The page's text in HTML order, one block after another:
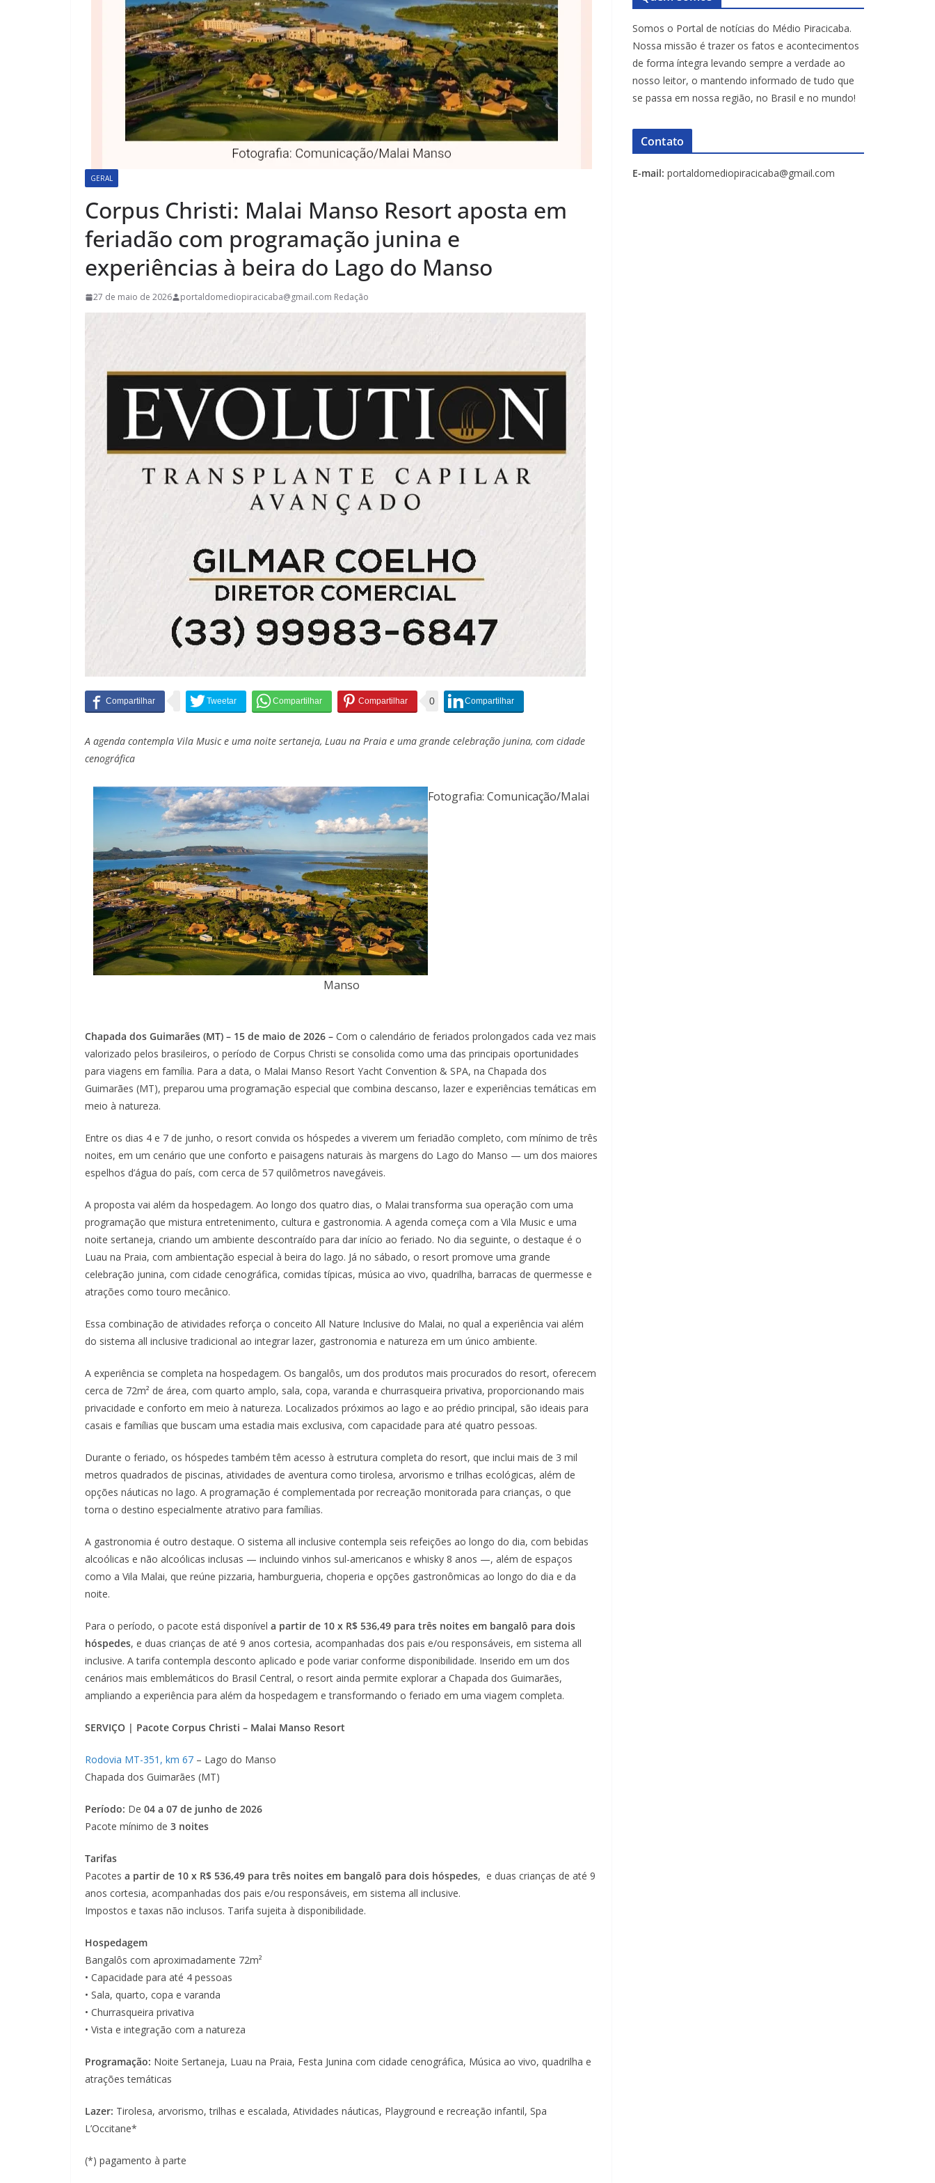
GERAL
Corpus Christi: Malai Manso Resort aposta em
feriadão com programação junina e
experiências à beira do Lago do Manso
27 de maio de 2026 portaldomediopiracicaba@gmail.com Redação
0
A agenda contempla Vila Music e uma noite sertaneja, Luau na Praia e uma grande celebração junina, com cidade
cenográfica
Fotografia: Comunicação/Malai
Manso
Chapada dos Guimarães (MT) – 15 de maio de 2026 – Com o calendário de feriados prolongados cada vez mais
valorizado pelos brasileiros, o período de Corpus Christi se consolida como uma das principais oportunidades
para viagens em família. Para a data, o Malai Manso Resort Yacht Convention & SPA, na Chapada dos
Guimarães (MT), preparou uma programação especial que combina descanso, lazer e experiências temáticas em
meio à natureza.
Entre os dias 4 e 7 de junho, o resort convida os hóspedes a viverem um feriadão completo, com mínimo de três
noites, em um cenário que une conforto e paisagens naturais às margens do Lago do Manso — um dos maiores
espelhos d’água do país, com cerca de 57 quilômetros navegáveis.
A proposta vai além da hospedagem. Ao longo dos quatro dias, o Malai transforma sua operação com uma
programação que mistura entretenimento, cultura e gastronomia. A agenda começa com a Vila Music e uma
noite sertaneja, criando um ambiente descontraído para dar início ao feriado. No dia seguinte, o destaque é o
Luau na Praia, com ambientação especial à beira do lago. Já no sábado, o resort promove uma grande
celebração junina, com cidade cenográfica, comidas típicas, música ao vivo, quadrilha, barracas de quermesse e
atrações como touro mecânico.
Essa combinação de atividades reforça o conceito All Nature Inclusive do Malai, no qual a experiência vai além
do sistema all inclusive tradicional ao integrar lazer, gastronomia e natureza em um único ambiente.
A experiência se completa na hospedagem. Os bangalôs, um dos produtos mais procurados do resort, oferecem
cerca de 72m² de área, com quarto amplo, sala, copa, varanda e churrasqueira privativa, proporcionando mais
privacidade e conforto em meio à natureza. Localizados próximos ao lago e ao prédio principal, são ideais para
casais e famílias que buscam uma estadia mais exclusiva, com capacidade para até quatro pessoas.
Durante o feriado, os hóspedes também têm acesso à estrutura completa do resort, que inclui mais de 3 mil
metros quadrados de piscinas, atividades de aventura como tirolesa, arvorismo e trilhas ecológicas, além de
opções náuticas no lago. A programação é complementada por recreação monitorada para crianças, o que
torna o destino especialmente atrativo para famílias.
A gastronomia é outro destaque. O sistema all inclusive contempla seis refeições ao longo do dia, com bebidas
alcoólicas e não alcoólicas inclusas — incluindo vinhos sul-americanos e whisky 8 anos —, além de espaços
como a Vila Malai, que reúne pizzaria, hamburgueria, choperia e opções gastronômicas ao longo do dia e da
noite.
Para o período, o pacote está disponível a partir de 10 x R$ 536,49 para três noites em bangalô para dois
hóspedes, e duas crianças de até 9 anos cortesia, acompanhadas dos pais e/ou responsáveis, em sistema all
inclusive. A tarifa contempla desconto aplicado e pode variar conforme disponibilidade. Inserido em um dos
cenários mais emblemáticos do Brasil Central, o resort ainda permite explorar a Chapada dos Guimarães,
ampliando a experiência para além da hospedagem e transformando o feriado em uma viagem completa.
SERVIÇO | Pacote Corpus Christi – Malai Manso Resort
Rodovia MT-351, km 67 – Lago do Manso
Chapada dos Guimarães (MT)
Período: De 04 a 07 de junho de 2026
Pacote mínimo de 3 noites
Tarifas
Pacotes a partir de 10 x R$ 536,49 para três noites em bangalô para dois hóspedes, e duas crianças de até 9
anos cortesia, acompanhadas dos pais e/ou responsáveis, em sistema all inclusive.
Impostos e taxas não inclusos. Tarifa sujeita à disponibilidade.
Hospedagem
Bangalôs com aproximadamente 72m²
• Capacidade para até 4 pessoas
• Sala, quarto, copa e varanda
• Churrasqueira privativa
• Vista e integração com a natureza
Programação: Noite Sertaneja, Luau na Praia, Festa Junina com cidade cenográfica, Música ao vivo, quadrilha e
atrações temáticas
Lazer: Tirolesa, arvorismo, trilhas e escalada, Atividades náuticas, Playground e recreação infantil, Spa
L’Occitane*
(*) pagamento à parte
Somos o Portal de notícias do Médio Piracicaba.
Nossa missão é trazer os fatos e acontecimentos
de forma íntegra levando sempre a verdade ao
nosso leitor, o mantendo informado de tudo que
se passa em nossa região, no Brasil e no mundo!
Contato
E-mail: portaldomediopiracicaba@gmail.com